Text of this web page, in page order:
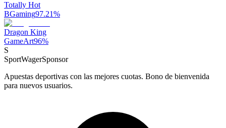
Totally Hot
BGaming97.21%
Dragon King
GameArt96%
S
SportWagerSponsor
Apuestas deportivas con las mejores cuotas. Bono de bienvenida
para nuevos usuarios.